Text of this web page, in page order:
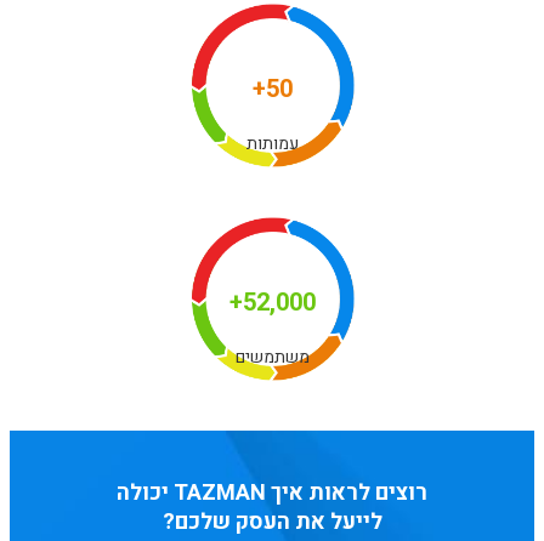
50+
עמותות
52,000+
משתמשים
רוצים לראות איך TAZMAN יכולה
לייעל את העסק שלכם?